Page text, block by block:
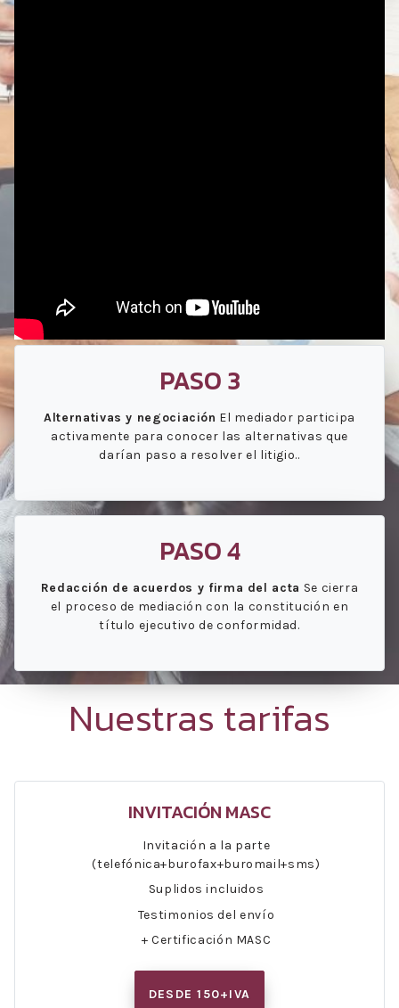
PASO 3
Alternativas y negociación El mediador participa
activamente para conocer las alternativas que
darían paso a resolver el litigio..
PASO 4
Redacción de acuerdos y firma del acta Se cierra
el proceso de mediación con la constitución en
título ejecutivo de conformidad.
Nuestras tarifas
INVITACIÓN MASC
Invitación a la parte
(telefónica+burofax+buromail+sms)
Suplidos incluidos
Testimonios del envío
+ Certificación MASC
DESDE 150+IVA